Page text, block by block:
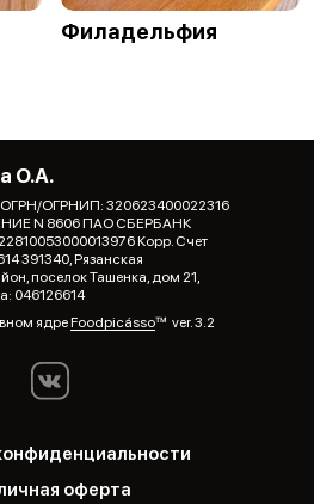
Филадельфия
О.А.
ОГРНИП: 320623400022316
N 8606 ПАО СБЕРБАНК
Корр. Счет
391340, Рязанская
поселок Ташенка, дом 21,
046126614
ядреFoodpicássover. 3.2
оферта